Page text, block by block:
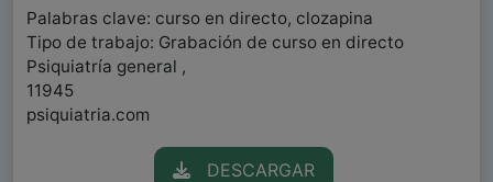
Palabras clave: curso en directo, clozapina
Tipo de trabajo: Grabación de curso en directo
Psiquiatría general ,
11945
psiquiatria.com
DESCARGAR